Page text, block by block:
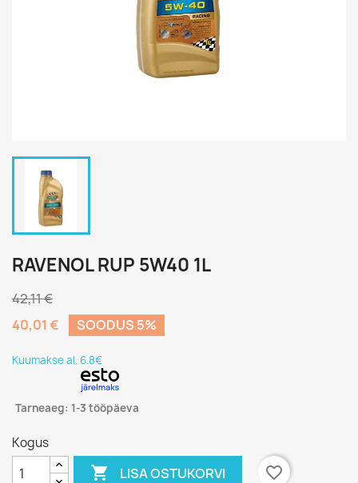
RAVENOL RUP 5W40 1L
42,11 €
40,01 €
SOODUS 5%
Kuumakse al. 6.8€
Tarneaeg: 1-3 tööpäeva
Kogus
 LISA OSTUKORVI
favorite_border